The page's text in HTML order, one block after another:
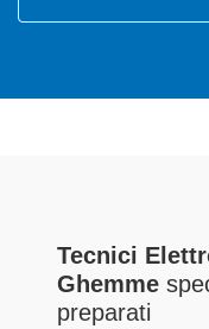
Tecnici
Ghemme
preparati